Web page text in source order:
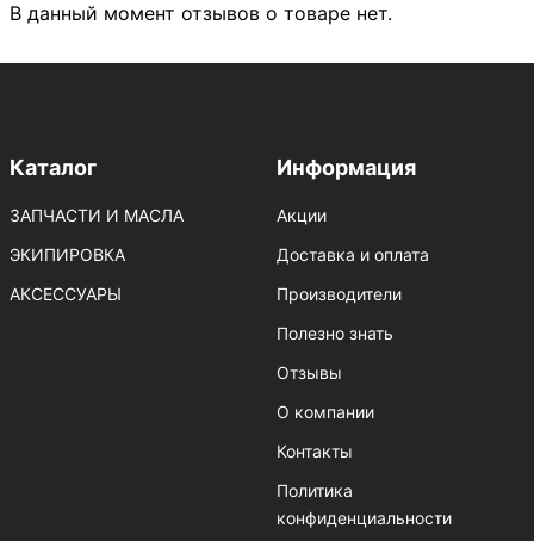
В данный момент отзывов о товаре нет.
Каталог
ЗАПЧАСТИ И МАСЛА
ЭКИПИРОВКА
АКСЕССУАРЫ
Информация
Акции
Доставка и оплата
Производители
Полезно знать
Отзывы
О компании
Контакты
Политика
конфиденциальности